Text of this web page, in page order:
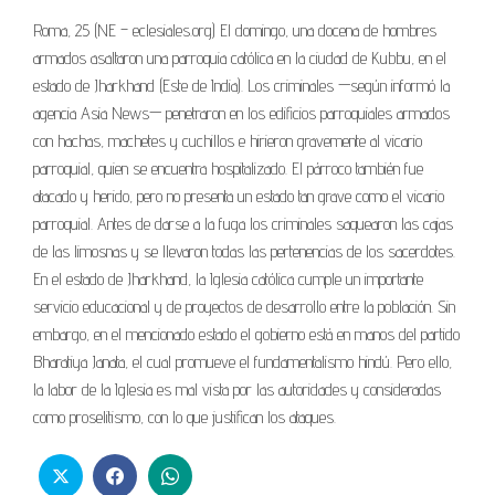
Roma, 25 (NE – eclesiales.org) El domingo, una docena de hombres
armados asaltaron una parroquia católica en la ciudad de Kubbu, en el
estado de Jharkhand (Este de India). Los criminales —según informó la
agencia Asia News— penetraron en los edificios parroquiales armados
con hachas, machetes y cuchillos e hirieron gravemente al vicario
parroquial, quien se encuentra hospitalizado. El párroco también fue
atacado y herido, pero no presenta un estado tan grave como el vicario
parroquial. Antes de darse a la fuga los criminales saquearon las cajas
de las limosnas y se llevaron todas las pertenencias de los sacerdotes.
En el estado de Jharkhand, la Iglesia católica cumple un importante
servicio educacional y de proyectos de desarrollo entre la población. Sin
embargo, en el mencionado estado el gobierno está en manos del partido
Bharatiya Janata, el cual promueve el fundamentalismo hindú. Pero ello,
la labor de la Iglesia es mal vista por las autoridades y consideradas
como proselitismo, con lo que justifican los ataques.